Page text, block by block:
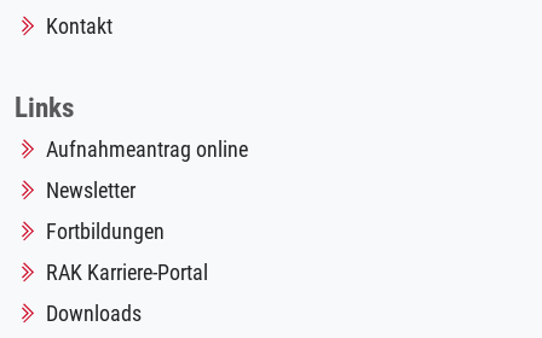
Kontakt
Links
Aufnahmeantrag online
Newsletter
Fortbildungen
RAK Karriere-Portal
Downloads